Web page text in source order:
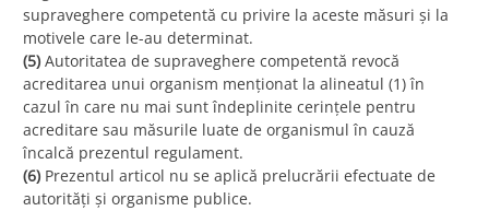
supraveghere competentă cu privire la aceste măsuri și la
motivele care le-au determinat.
(5) Autoritatea de supraveghere competentă revocă
acreditarea unui organism menționat la alineatul (1) în
cazul în care nu mai sunt îndeplinite cerințele pentru
acreditare sau măsurile luate de organismul în cauză
încalcă prezentul regulament.
(6) Prezentul articol nu se aplică prelucrării efectuate de
autorități și organisme publice.